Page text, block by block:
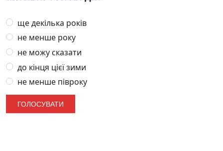
ще декілька років
не менше року
не можу сказати
до кінця цієї зими
не менше півроку